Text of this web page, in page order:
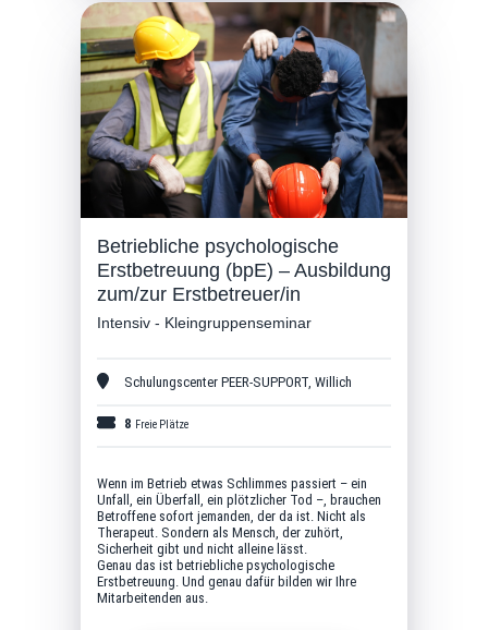
Betriebliche psychologische
Erstbetreuung (bpE) – Ausbildung
zum/zur Erstbetreuer/in
Intensiv - Kleingruppenseminar
Schulungscenter PEER-SUPPORT Willich
8 Freie Plätze
Wenn im Betrieb etwas Schlimmes passiert – ein
Unfall, ein Überfall, ein plötzlicher Tod –, brauchen
Betroffene sofort jemanden, der da ist. Nicht als
Therapeut. Sondern als Mensch, der zuhört,
Sicherheit gibt und nicht alleine lässt.
Genau das ist betriebliche psychologische
Erstbetreuung. Und genau dafür bilden wir Ihre
Mitarbeitenden aus.